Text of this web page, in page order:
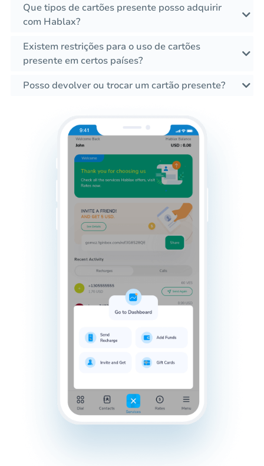
Que tipos de cartões presente posso adquirir
com Hablax?
Existem restrições para o uso de cartões
presente em certos países?
Posso devolver ou trocar um cartão presente?